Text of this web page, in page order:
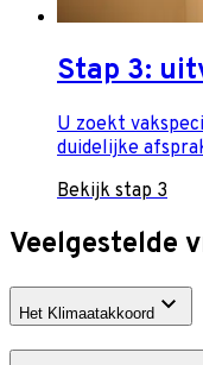
Stap 3:
U zoekt
duidelijke
Bekijk stap 3
Veelgestelde
Het Klimaatakkoord